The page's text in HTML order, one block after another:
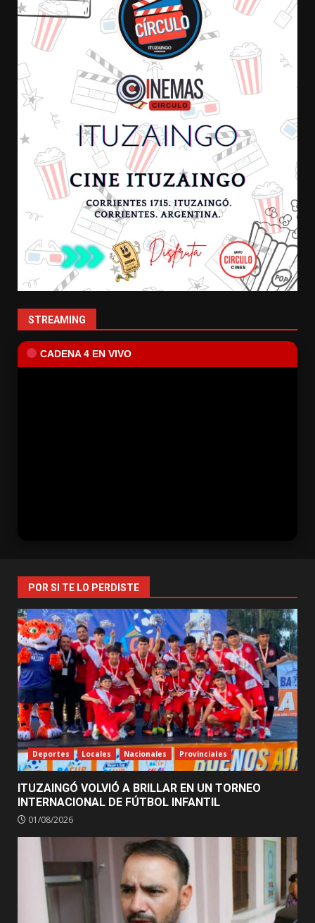
STREAMING
CADENA 4 EN VIVO
POR SI TE LO PERDISTE
Deportes Locales Nacionales Provinciales
ITUZAINGÓ VOLVIÓ A BRILLAR EN UN TORNEO
INTERNACIONAL DE FÚTBOL INFANTIL
01/08/2026